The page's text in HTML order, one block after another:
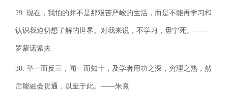
29. 现在，我怕的并不是那艰苦严峻的生活，而是不能再学习和
认识我迫切想了解的世界。对我来说，不学习，毋宁死。——
罗蒙诺索夫
30. 举一而反三，闻一而知十，及学者用功之深，穷理之熟，然
后能融会贯通，以至于此。――朱熹